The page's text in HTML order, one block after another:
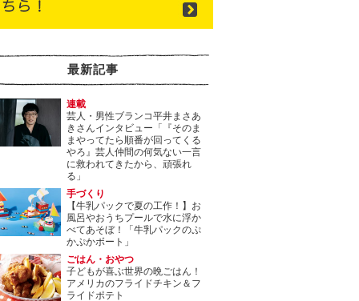
最新記事
連載
芸人・男性ブランコ平井まさあ
きさんインタビュー「『そのま
まやってたら順番が回ってくる
やろ』芸人仲間の何気ない一言
に救われてきたから、頑張れ
る」
手づくり
【牛乳パックで夏の工作！】お
風呂やおうちプールで水に浮か
べてあそぼ！「牛乳パックのぷ
かぷかボート」
ごはん・おやつ
子どもが喜ぶ世界の晩ごはん！
アメリカのフライドチキン＆フ
ライドポテト